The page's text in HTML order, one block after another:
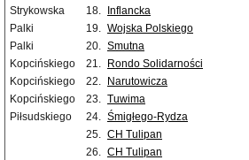
Strykowska
18. Inflancka
Palki
19. Wojska Polskiego
Palki
20. Smutna
Kopcińskiego
21. Rondo Solidarności
Kopcińskiego
22. Narutowicza
Kopcińskiego
23. Tuwima
Piłsudskiego
24. Śmigłego-Rydza
25. CH Tulipan
26. CH Tulipan